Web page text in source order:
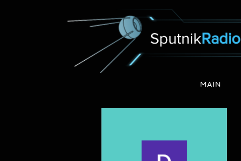
MAIN
SputnikRadio